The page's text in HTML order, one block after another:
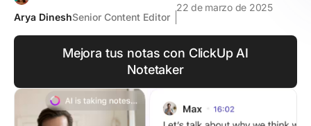
Arya DineshSenior Content Editor
22 de marzo de 2025
Mejora tus notas con ClickUp AI
Notetaker